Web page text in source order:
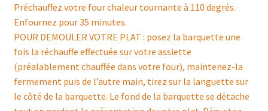
Préchauffez votre four chaleur tournante à 110 degrés.
Enfournez pour 35 minutes.
POUR DEMOULER VOTRE PLAT : posez la barquette une
fois la réchauffe effectuée sur votre assiette
(préalablement chauffée dans votre four), maintenez-la
fermement puis de l’autre main, tirez sur la languette sur
le côté de la barquette. Le fond de la barquette se détache